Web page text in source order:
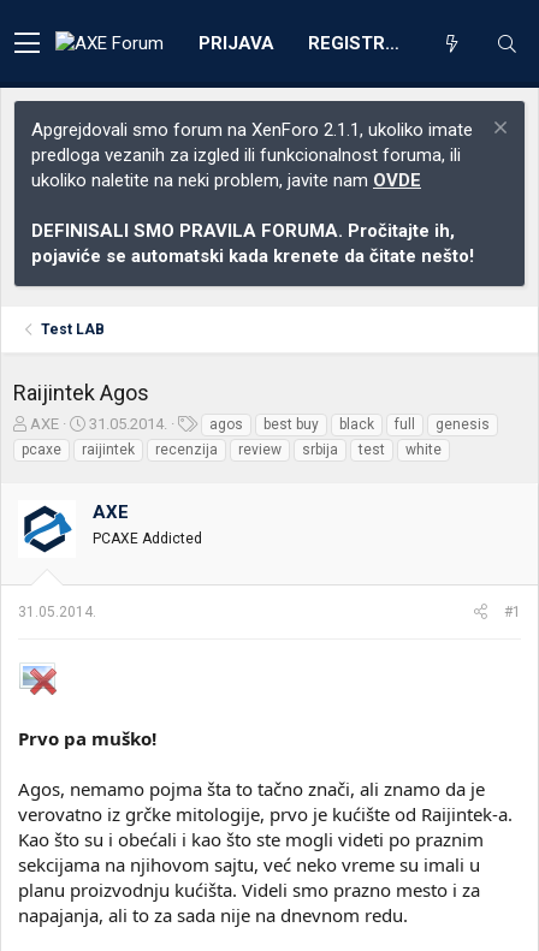
PRIJAVA REGISTRACIJA
Apgrejdovali smo forum na XenForo 2.1.1, ukoliko imate
predloga vezanih za izgled ili funkcionalnost foruma, ili
ukoliko naletite na neki problem, javite nam OVDE
DEFINISALI SMO PRAVILA FORUMA. Pročitajte ih,
pojaviće se automatski kada krenete da čitate nešto!
Test LAB
Raijintek Agos
Z
a
č
t
n
e
e
AXE
D
a
t
m
p
e
31.05.2014.
z
n
e
agos best buy black full
genesis
pcaxe
raijintek recenzija review srbija test white
AXE
PCAXE Addicted
31.05.2014. #1
Prvo pa muško!
Agos, nemamo pojma šta to tačno znači, ali znamo da je
verovatno iz grčke mitologije, prvo je kućište od Raijintek-a.
Kao što su i obećali i kao što ste mogli videti po praznim
sekcijama na njihovom sajtu, već neko vreme su imali u
planu proizvodnju kućišta. Videli smo prazno mesto i za
napajanja, ali to za sada nije na dnevnom redu.